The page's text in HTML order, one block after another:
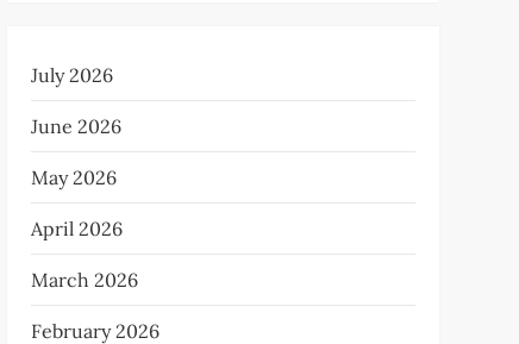
July 2026
June 2026
May 2026
April 2026
March 2026
February 2026